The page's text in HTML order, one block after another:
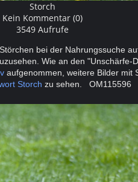
Storch
Kein Kommentar (0)
3549 Aufrufe
bei der Nahrungssuche
Wie an den "Unschärfe-
aufgenommen, weitere Bilder mit
Storch zu sehen. OM115596